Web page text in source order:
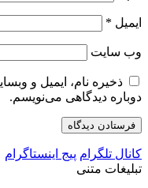
ایمیل *
وب‌ سایت
ذخیره نام، ایمیل و
دوباره دیدگاهی می‌نویسم.
کانال تلگرام پیج اینستاگرام
تبلیغات متنی